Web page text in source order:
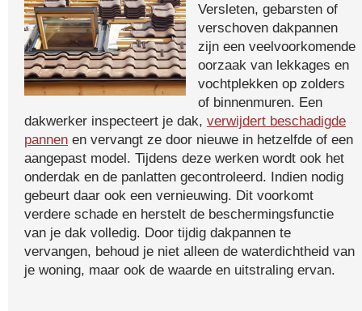
Versleten, gebarsten of
verschoven dakpannen
zijn een veelvoorkomende
oorzaak van lekkages en
vochtplekken op zolders
of binnenmuren. Een
dakwerker inspecteert je dak, verwijdert beschadigde
pannen en vervangt ze door nieuwe in hetzelfde of een
aangepast model. Tijdens deze werken wordt ook het
onderdak en de panlatten gecontroleerd. Indien nodig
gebeurt daar ook een vernieuwing. Dit voorkomt
verdere schade en herstelt de beschermingsfunctie
van je dak volledig. Door tijdig dakpannen te
vervangen, behoud je niet alleen de waterdichtheid van
je woning, maar ook de waarde en uitstraling ervan.